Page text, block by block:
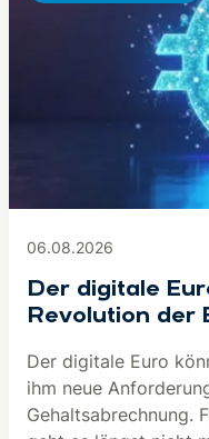
06.08.2026
Der digitale
Revolution der
Der digitale Euro
ihm neue
Gehaltsabrechnung.